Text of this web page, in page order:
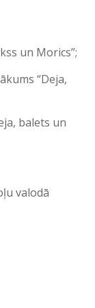
un Morics”;
“Deja,
balets un
valodā